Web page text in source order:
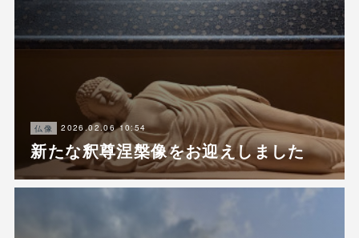
仏像 2026.02.06 10:54
新たな釈尊涅槃像をお迎えしました